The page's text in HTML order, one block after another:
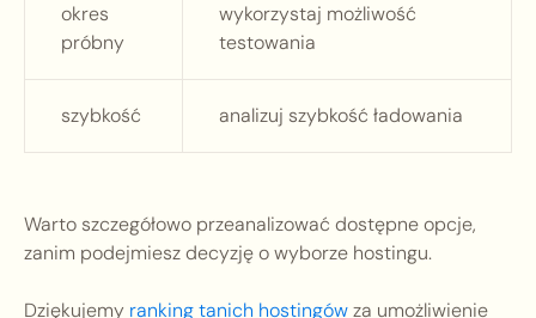
okres
próbny
wykorzystaj możliwość
testowania
szybkość analizuj szybkość ładowania
Warto szczegółowo przeanalizować dostępne opcje,
zanim podejmiesz decyzję o wyborze hostingu.
Dziękujemy ranking tanich hostingówza umożliwienie